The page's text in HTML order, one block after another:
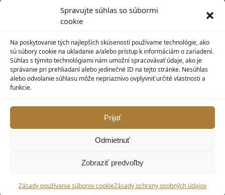
Spravujte súhlas so súbormi
cookie
Na poskytovanie tých najlepších skúseností používame technológie, ako
sú súbory cookie na ukladanie a/alebo prístup k informáciám o zariadení.
Súhlas s týmito technológiami nám umožní spracovávať údaje, ako je
správanie pri prehliadaní alebo jedinečné ID na tejto stránke. Nesúhlas
alebo odvolanie súhlasu môže nepriaznivo ovplyvniť určité vlastnosti a
funkcie.
Prijať
Odmietnuť
Zobraziť predvoľby
Zásady používania súborov cookieZásady ochrany osobných údajov
História objednávok
Zľavové kupóny
KONTAKT
MAXILO DENTAL, s. r. o.
917 05 Trnava